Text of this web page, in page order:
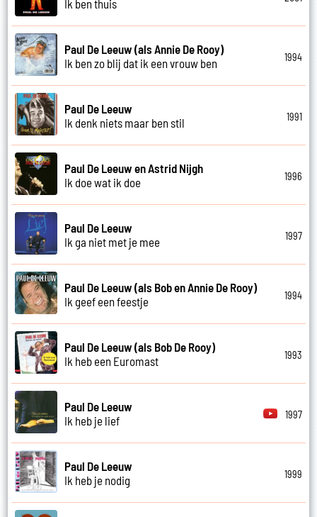
Ik ben thuis
Paul De Leeuw (als Annie De Rooy)
Ik ben zo blij dat ik een vrouw ben
1994
Paul De Leeuw
Ik denk niets maar ben stil
1991
Paul De Leeuw en Astrid Nijgh
Ik doe wat ik doe
1996
Paul De Leeuw
Ik ga niet met je mee
1997
Paul De Leeuw (als Bob en Annie De Rooy)
Ik geef een feestje
1994
Paul De Leeuw (als Bob De Rooy)
Ik heb een Euromast
1993
Paul De Leeuw
Ik heb je lief
1997
Paul De Leeuw
Ik heb je nodig
1999